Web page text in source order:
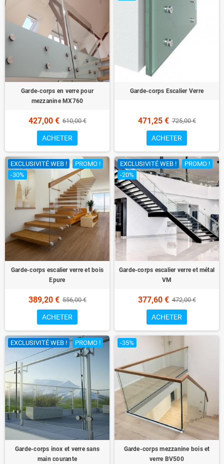
Garde-corps en verre pour
mezzanine MX760
427,00 € 610,00 €
ACHETER
Garde-corps Escalier Verre
471,25 € 725,00 €
ACHETER
EXCLUSIVITÉ WEB !
PROMO !
-30%
Garde-corps escalier verre et bois
Epure
389,20 € 556,00 €
ACHETER
EXCLUSIVITÉ WEB !
PROMO !
-20%
Garde-corps escalier verre et métal
VM
377,60 € 472,00 €
ACHETER
EXCLUSIVITÉ WEB ! PROMO !
Garde-corps inox et verre sans
main courante
-35%
Garde-corps mezzanine bois et
verre BV500